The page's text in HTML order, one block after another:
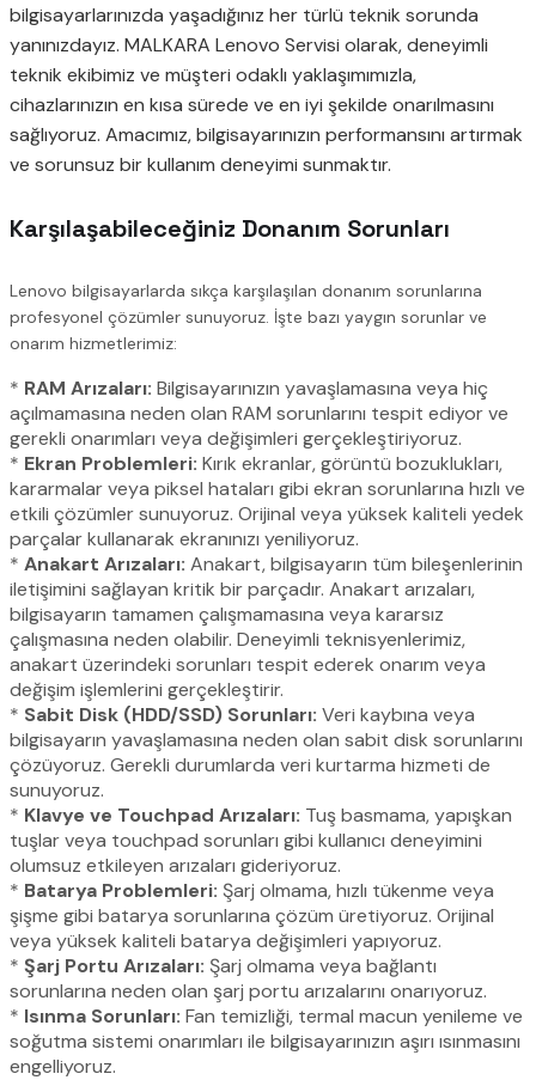
bilgisayarlarınızda yaşadığınız her türlü teknik sorunda
yanınızdayız. MALKARA Lenovo Servisi olarak, deneyimli
teknik ekibimiz ve müşteri odaklı yaklaşımımızla,
cihazlarınızın en kısa sürede ve en iyi şekilde onarılmasını
sağlıyoruz. Amacımız, bilgisayarınızın performansını artırmak
ve sorunsuz bir kullanım deneyimi sunmaktır.
Karşılaşabileceğiniz Donanım Sorunları
Lenovo bilgisayarlarda sıkça karşılaşılan donanım sorunlarına
profesyonel çözümler sunuyoruz. İşte bazı yaygın sorunlar ve
onarım hizmetlerimiz:
* RAM Arızaları: Bilgisayarınızın yavaşlamasına veya hiç
açılmamasına neden olan RAM sorunlarını tespit ediyor ve
gerekli onarımları veya değişimleri gerçekleştiriyoruz.
* Ekran Problemleri: Kırık ekranlar, görüntü bozuklukları,
kararmalar veya piksel hataları gibi ekran sorunlarına hızlı ve
etkili çözümler sunuyoruz. Orijinal veya yüksek kaliteli yedek
parçalar kullanarak ekranınızı yeniliyoruz.
* Anakart Arızaları: Anakart, bilgisayarın tüm bileşenlerinin
iletişimini sağlayan kritik bir parçadır. Anakart arızaları,
bilgisayarın tamamen çalışmamasına veya kararsız
çalışmasına neden olabilir. Deneyimli teknisyenlerimiz,
anakart üzerindeki sorunları tespit ederek onarım veya
değişim işlemlerini gerçekleştirir.
* Sabit Disk (HDD/SSD) Sorunları: Veri kaybına veya
bilgisayarın yavaşlamasına neden olan sabit disk sorunlarını
çözüyoruz. Gerekli durumlarda veri kurtarma hizmeti de
sunuyoruz.
* Klavye ve Touchpad Arızaları: Tuş basmama, yapışkan
tuşlar veya touchpad sorunları gibi kullanıcı deneyimini
olumsuz etkileyen arızaları gideriyoruz.
* Batarya Problemleri: Şarj olmama, hızlı tükenme veya
şişme gibi batarya sorunlarına çözüm üretiyoruz. Orijinal
veya yüksek kaliteli batarya değişimleri yapıyoruz.
* Şarj Portu Arızaları: Şarj olmama veya bağlantı
sorunlarına neden olan şarj portu arızalarını onarıyoruz.
* Isınma Sorunları: Fan temizliği, termal macun yenileme ve
soğutma sistemi onarımları ile bilgisayarınızın aşırı ısınmasını
engelliyoruz.